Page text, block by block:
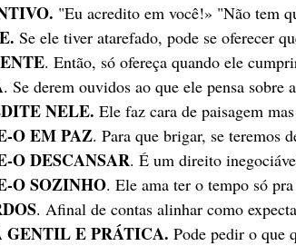
"Eu acredito em você!» "Não tem
Se ele tiver atarefado, pode se oferecer
. Então, só ofereça quando ele
. Se derem ouvidos ao que ele pensa
NELE. Ele faz cara de paisagem
O EM PAZ. Para que brigar, se teremos
O DESCANSAR. É um direito
O SOZINHO. Ele ama ter o tempo só
. Afinal de contas alinhar como
GENTIL E PRÁTICA. Pode pedir o que